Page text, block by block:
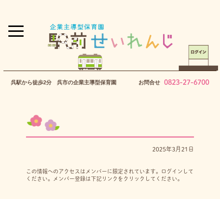
呉駅から徒歩2分 呉市の企業主導型保育園 お問合せ 0823-27-6700
2025年3月21日
この情報へのアクセスはメンバーに限定されています。ログインして
ください。メンバー登録は下記リンクをクリックしてください。